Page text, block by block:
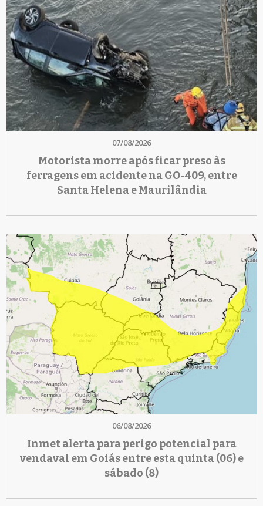
07/08/2026
Motorista morre após ficar preso às
ferragens em acidente na GO-409, entre
Santa Helena e Maurilândia
06/08/2026
Inmet alerta para perigo potencial para
vendaval em Goiás entre esta quinta (06) e
sábado (8)